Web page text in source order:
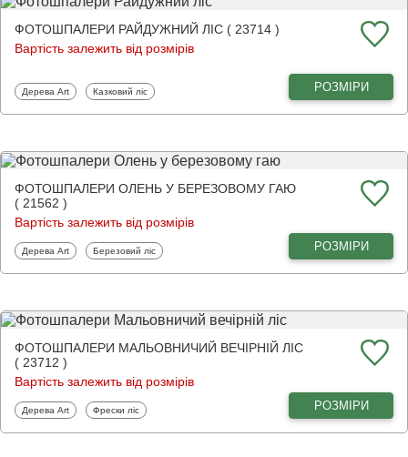
ФОТОШПАЛЕРИ РАЙДУЖНИЙ ЛІС ( 23714 )
Вартість залежить від розмірів
Фотошпалери
Дерева Art Фотошпалери
Казковий ліс РОЗМІРИ
ФОТОШПАЛЕРИ ОЛЕНЬ У БЕРЕЗОВОМУ ГАЮ
( 21562 )
Вартість залежить від розмірів
Фотошпалери
Дерева Art Фотошпалери
Березовий ліс РОЗМІРИ
ФОТОШПАЛЕРИ МАЛЬОВНИЧИЙ ВЕЧІРНІЙ ЛІС
( 23712 )
Вартість залежить від розмірів
Фотошпалери
Дерева Art Фотошпалери
Фрески ліс РОЗМІРИ